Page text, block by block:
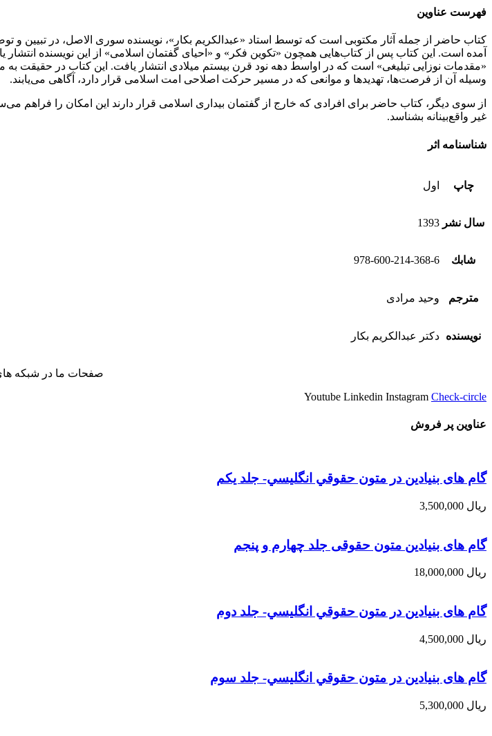
فهرست عناوین
کتاب حاضر از جمله آثار مکتوبی است که توسط استاد «عبدالکریم بکار»، نویسنده سوری الاصل، در تبیین
آمده است. این کتاب پس از کتاب‌هایی همچون «تکوین فکر» و «احیای گفتمان اسلامی» از این نویسنده
«مقدمات نوزایی تبلیغی» است که در اواسط دهه نود قرن بیستم میلادی انتشار یافت. این کتاب در حقیقت
وسیله آن از فرصت‌ها، تهدیدها و موانعی که در مسیر حرکت اصلاحی امت اسلامی قرار دارد، آگاهی می‌یابند.
از سوی دیگر، کتاب حاضر برای افرادی که خارج از گفتمان بیداری اسلامی قرار دارند این امکان را فراهم
غیر واقع‌بینانه بشناسد.
شناسنامه اثر
چاپ اول
سال نشر 1393
شابك 978-600-214-368-6
مترجم وحید مرادی
نویسنده دكتر عبدالكريم بكار
صفحات ما در شبکه
Youtube Linkedin Instagram Check-circle
عناوین پر فروش
گام های بنیادین در متون حقوقي انگليسي- جلد يكم
ریال
گام های بنیادین متون حقوقی جلد چهارم و پنجم
ریال
گام های بنیادین در متون حقوقي انگليسي- جلد دوم
ریال
گام های بنیادین در متون حقوقي انگليسي- جلد سوم
ریال